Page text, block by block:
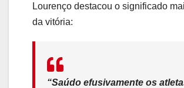
Lourenço destacou o significado
da vitória:
“Saúdo efusivamente os